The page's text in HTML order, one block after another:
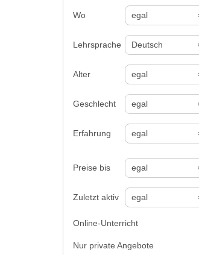
Wo
Lehrsprache
Alter
Geschlecht
Erfahrung
Preise bis
Zuletzt aktiv
Online-Unterricht
Nur private Angebote